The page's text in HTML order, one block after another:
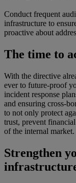
Conduct frequent
infrastructure to
proactive about
The time to
With the directive
ever to future-proof
incident response
and ensuring cross-
to not only protect
trust, prevent
of the internal market.
Strengthen